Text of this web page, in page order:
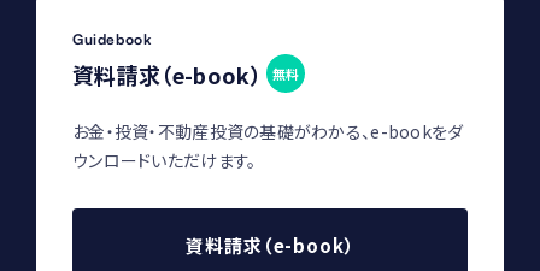
Guidebook
資料請求（e-book） 無料
お金・投資・不動産投資の基礎がわかる、e-bookをダ
ウンロードいただけます。
資料請求（e-book）